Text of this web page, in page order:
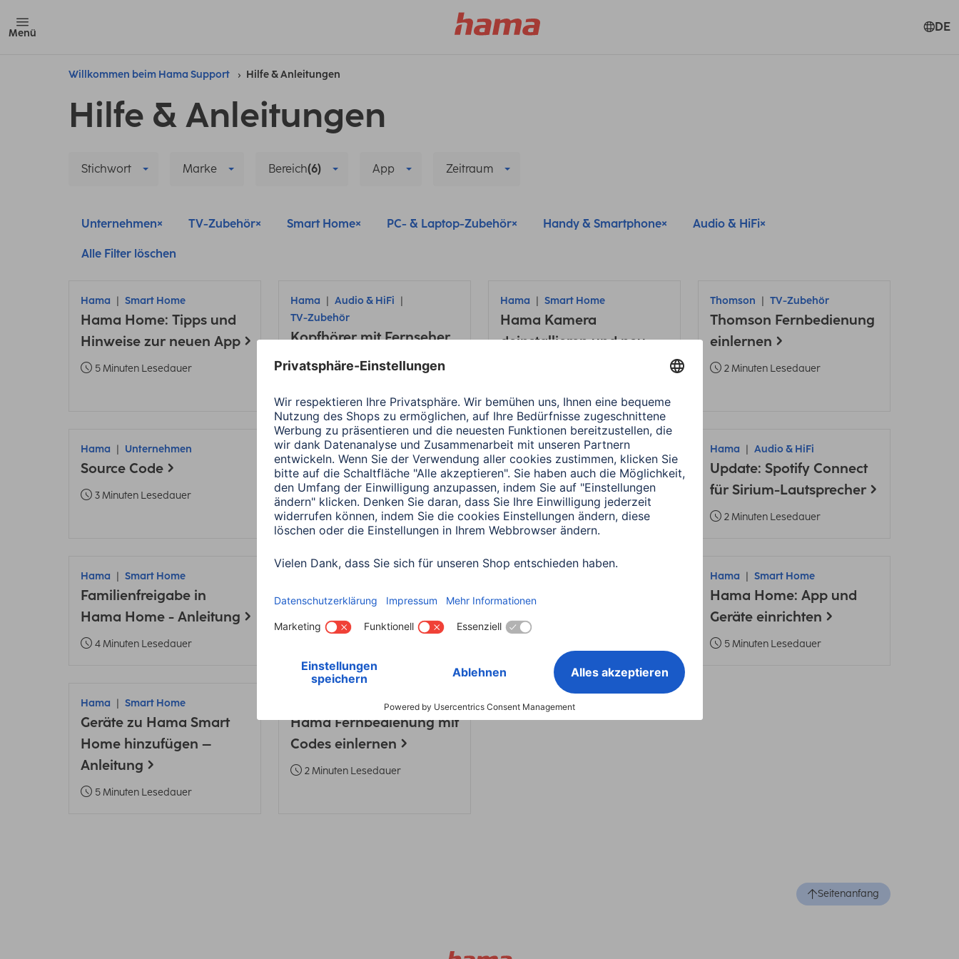
Menü DE
Willkommen beim Hama Support Hilfe & Anleitungen
Hilfe & Anleitungen
Stichwort Marke Bereich(6) App Zeitraum
Unternehmen TV-Zubehör Smart Home PC- & Laptop-Zubehör Handy & Smartphone Audio & HiFi
Alle Filter löschen
Hama Smart Home
Hama Home: Tipps und
Hinweise zur neuen App
5 Minuten Lesedauer
Hama
Audio & HiFi
TV-Zubehör
Kopfhörer mit Fernseher
verbinden
Hama Smart Home
Hama Kamera
deinstallieren und neu
Thomson TV-Zubehör
Thomson Fernbedienung
einlernen
2 Minuten Lesedauer
Hama Unternehmen
Source Code
3 Minuten Lesedauer
Hama PC- & Laptop-Zubehör
Datenrettung
2 Minuten Lesedauer
Hama PC- & Laptop-Zubehör
Adapterservice für
Notebooknetzteile
1 Minuten Lesedauer
Hama Audio & HiFi
Update: Spotify Connect
für Sirium-Lautsprecher
2 Minuten Lesedauer
Hama Smart Home
Familienfreigabe in
Hama Home - Anleitung
4 Minuten Lesedauer
Schlüsselfinder
deaktivieren Android
Smartes Thermostat
einrichten: Anleitung
Hama Smart Home
Hama Home: App und
Geräte einrichten
5 Minuten Lesedauer
Hama Smart Home
Geräte zu Hama Smart
Home hinzufügen –
Anleitung
5 Minuten Lesedauer
TV-Zubehör
Hama Fernbedienung mit
Codes einlernen
2 Minuten Lesedauer
Seitenanfang